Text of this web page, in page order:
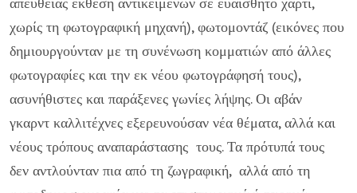
χωρίς τη φωτογραφική μηχανή), φωτομοντάζ (εικόνες που
δημιουργούνταν με τη συνένωση κομματιών από άλλες
φωτογραφίες και την εκ νέου φωτογράφησή τους),
ασυνήθιστες και παράξενες γωνίες λήψης. Οι αβάν
γκαρντ καλλιτέχνες εξερευνούσαν νέα θέματα, αλλά και
νέους τρόπους αναπαράστασης τους. Τα πρότυπά τους
δεν αντλούνταν πια από τη ζωγραφική, αλλά από τη